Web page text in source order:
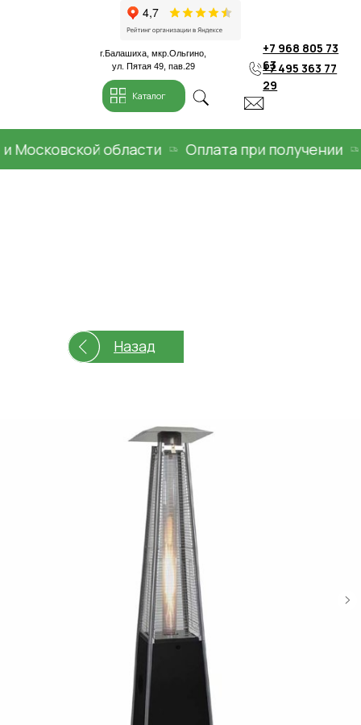
+7 968 805 73
29
Каталог
области Оплата при получении
Назад